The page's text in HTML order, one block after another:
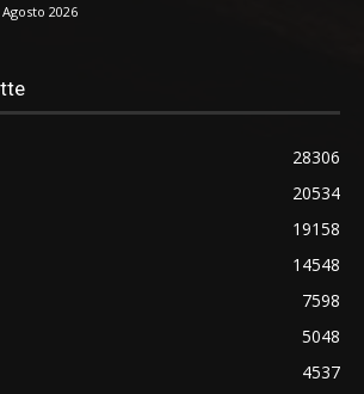
Agosto 2026
28306
20534
19158
14548
7598
5048
4537